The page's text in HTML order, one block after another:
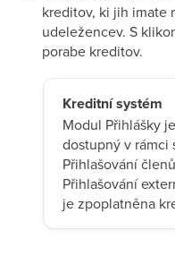
kreditov, ki jih imate
udeležencev. S
porabe kreditov.
Kreditní systém
Modul Přihlášky
dostupný v rámci
Přihlašování
Přihlašování
je zpoplatněna